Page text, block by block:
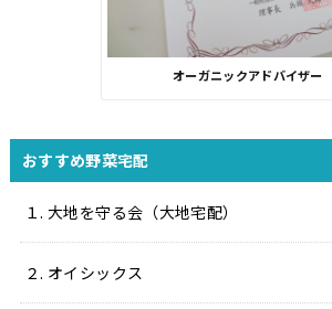
オーガニックアドバイザー
おすすめ野菜宅配
１. 大地を守る会（大地宅配）
２. オイシックス